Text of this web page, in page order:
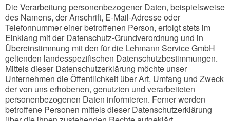
Die Verarbeitung personenbezogener Daten, beispielsweise
des Namens, der Anschrift, E-Mail-Adresse oder
Telefonnummer einer betroffenen Person, erfolgt stets im
Einklang mit der Datenschutz-Grundverordnung und in
Übereinstimmung mit den für die Lehmann Service GmbH
geltenden landesspezifischen Datenschutzbestimmungen.
Mittels dieser Datenschutzerklärung möchte unser
Unternehmen die Öffentlichkeit über Art, Umfang und Zweck
der von uns erhobenen, genutzten und verarbeiteten
personenbezogenen Daten informieren. Ferner werden
betroffene Personen mittels dieser Datenschutzerklärung